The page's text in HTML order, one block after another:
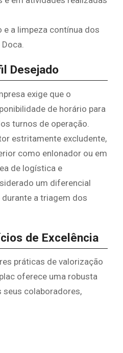
e a limpeza contínua dos
Desejado
exige que o
de horário para
turnos de operação.
estritamente excludente,
como enlonador ou em
de logística e
um diferencial
a triagem dos
de Excelência
práticas de valorização
oferece uma robusta
colaboradores,